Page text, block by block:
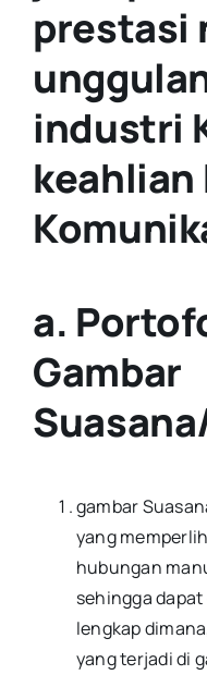
prestasi
industri
keahlian
a.
Gambar
gambar
yang
hubungan
sehingga
lengkap
yang terjadi di